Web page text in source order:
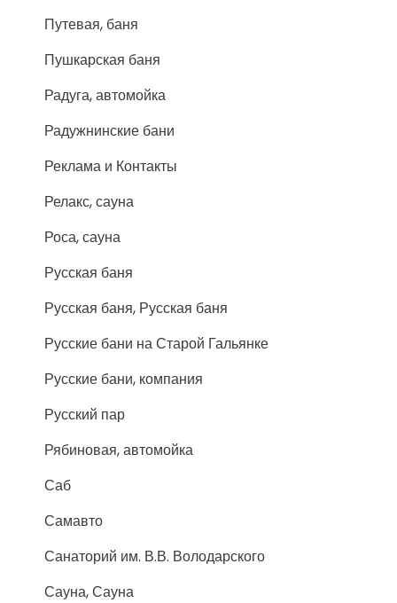
Путевая, баня
Пушкарская баня
Радуга, автомойка
Радужнинские бани
Реклама и Контакты
Релакс, сауна
Роса, сауна
Русская баня
Русская баня, Русская баня
Русские бани на Старой Гальянке
Русские бани, компания
Русский пар
Рябиновая, автомойка
Саб
Самавто
Санаторий им. В.В. Володарского
Сауна, Сауна